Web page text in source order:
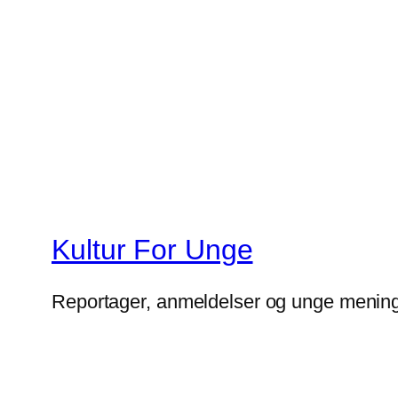
Kultur For Unge
Reportager, anmeldelser og unge